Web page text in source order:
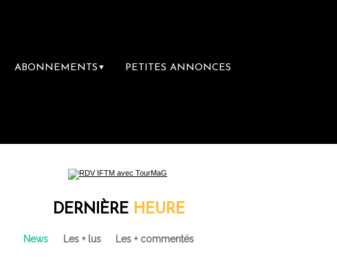
ABONNEMENTS ▼ PETITES ANNONCES
DERNIÈRE HEURE
News Les + lus Les + commentés